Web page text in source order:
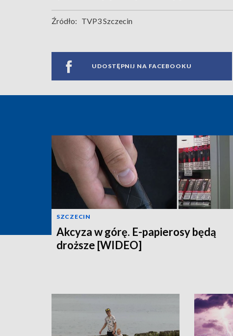
Źródło: TVP3 Szczecin
UDOSTĘPNIJ NA FACEBOOKU
SZCZECIN
Akcyza w górę. E-papierosy będą
droższe [WIDEO]